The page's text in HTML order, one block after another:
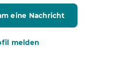
eine Nachricht
melden